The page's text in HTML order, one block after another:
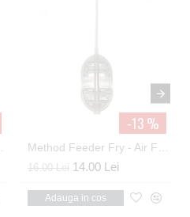
Method Feeder Fry - Air Flat Method In-Line Extra Large 80g
16.00 Lei 14.00 Lei
Adauga in cos